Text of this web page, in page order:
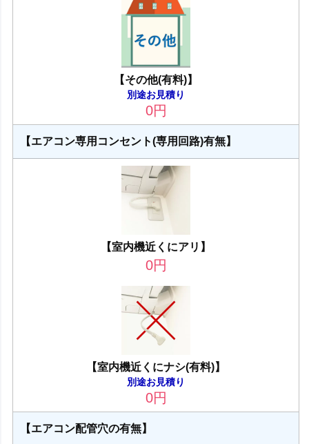
【その他(有料)】
別途お見積り
0円
【エアコン専用コンセント(専用回路)有無】
【室内機近くにアリ】
0円
【室内機近くにナシ(有料)】
別途お見積り
0円
【エアコン配管穴の有無】